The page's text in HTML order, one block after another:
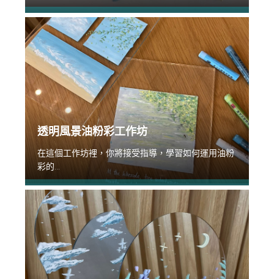
透明風景油粉彩工作坊
在這個工作坊裡，你將接受指導，學習如何運用油粉
彩的...